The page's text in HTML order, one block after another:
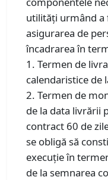
utilități urmând a
asigurarea de
încadrarea în
1. Termen de
calendaristice de
2. Termen de
de la data livrării
contract 60 de
se obligă să
execuție în
de la semnarea